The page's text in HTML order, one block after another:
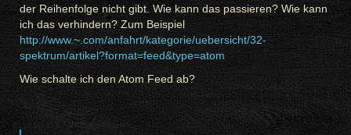
der Reihenfolge nicht gibt. Wie kann das passieren? Wie kann
ich das verhindern? Zum Beispiel
http://www.~.com/anfahrt/kategorie/uebersicht/32-
spektrum/artikel?format=feed&type=atom
Wie schalte ich den Atom Feed ab?